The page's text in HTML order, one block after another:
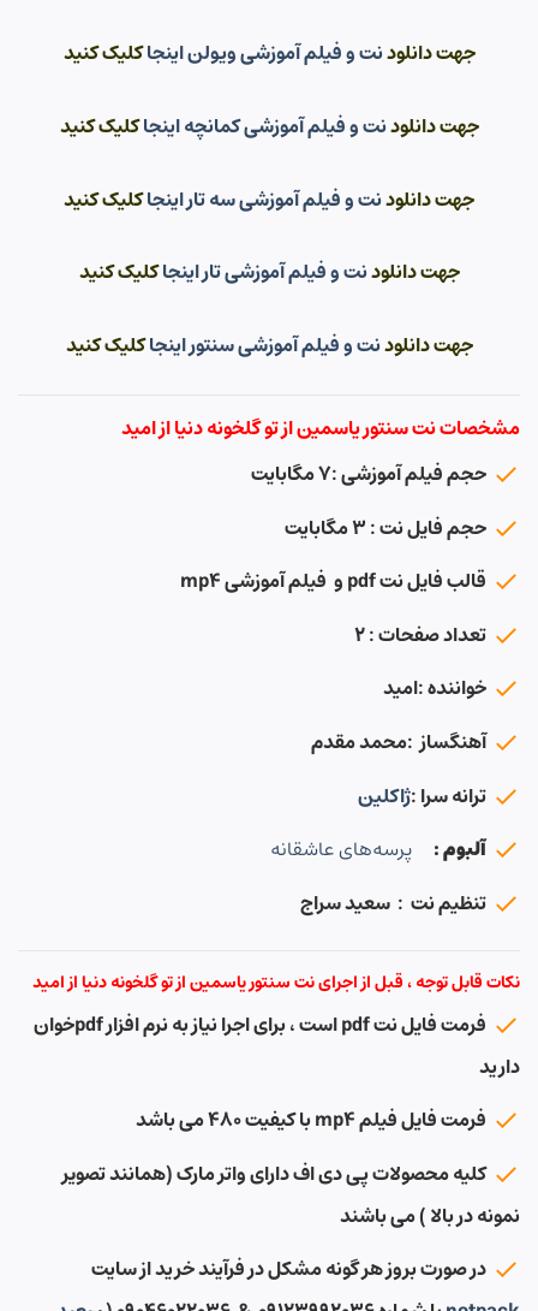
جهت دانلودنت و فیلم آموزشی ویولن اینجاکلیک کنید
جهت دانلودنت و فیلم آموزشی کمانچه اینجاکلیک کنید
جهت دانلودنت و فیلم آموزشی سه تار اینجاکلیک کنید
جهت دانلودنت و فیلم آموزشی تار اینجاکلیک کنید
جهت دانلودنت و فیلم آموزشی سنتور اینجاکلیک کنید
مشخصات نت سنتور یاسمین از تو گلخونه دنیا از امید
حجم فیلم آموزشی :۷ مگابایت
حجم فایل نت : ۳ مگابایت
قالب فایل نت pdf و فیلم آموزشی mp4
تعداد صفحات : ۲
خواننده :امید
آهنگساز :محمد مقدم
ترانه سرا :ژاکلین
آلبوم : پرسه‌های عاشقانه
تنظیم نت : سعید سراج
نکات قابل توجه ، قبل از اجرای نت سنتور یاسمین از تو گلخونه دنیا از امید
فرمت فایل نت pdf است ، برای اجرا نیاز به نرم افزار pdfخوان
دارید
فرمت فایل فیلم mp4 با کیفیت ۴۸۰ می باشد
کلیه محصولات پی دی اف دارای واتر مارک (همانند تصویر
نمونه در بالا ) می باشند
در صورت بروز هر گونه مشکل در فرآیند خرید از سایت